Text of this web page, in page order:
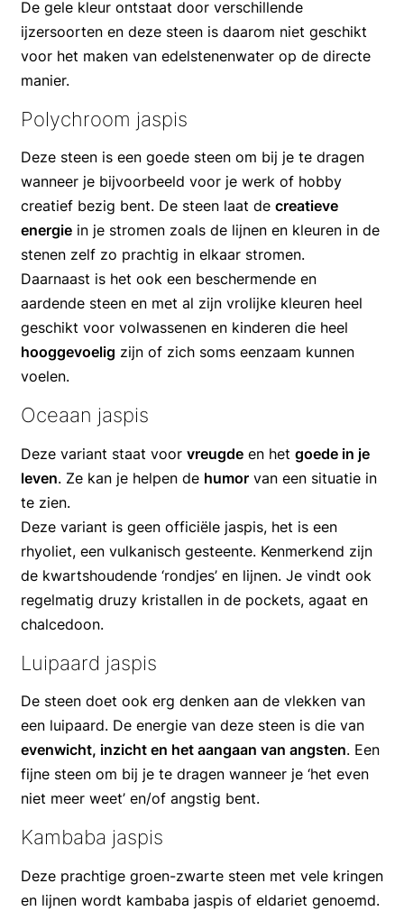
De gele kleur ontstaat door verschillende
ijzersoorten en deze steen is daarom niet geschikt
voor het maken van edelstenenwater op de directe
manier.
Polychroom jaspis
Deze steen is een goede steen om bij je te dragen
wanneer je bijvoorbeeld voor je werk of hobby
creatief bezig bent. De steen laat de creatieve
energie in je stromen zoals de lijnen en kleuren in de
stenen zelf zo prachtig in elkaar stromen.
Daarnaast is het ook een beschermende en
aardende steen en met al zijn vrolijke kleuren heel
geschikt voor volwassenen en kinderen die heel
hooggevoelig zijn of zich soms eenzaam kunnen
voelen.
Oceaan jaspis
Deze variant staat voor vreugde en het goede in je
leven. Ze kan je helpen de humor van een situatie in
te zien.
Deze variant is geen officiële jaspis, het is een
rhyoliet, een vulkanisch gesteente. Kenmerkend zijn
de kwartshoudende ‘rondjes’ en lijnen. Je vindt ook
regelmatig druzy kristallen in de pockets, agaat en
chalcedoon.
Luipaard jaspis
De steen doet ook erg denken aan de vlekken van
een luipaard. De energie van deze steen is die van
evenwicht, inzicht en het aangaan van angsten. Een
fijne steen om bij je te dragen wanneer je ‘het even
niet meer weet’ en/of angstig bent.
Kambaba jaspis
Deze prachtige groen-zwarte steen met vele kringen
en lijnen wordt kambaba jaspis of eldariet genoemd.